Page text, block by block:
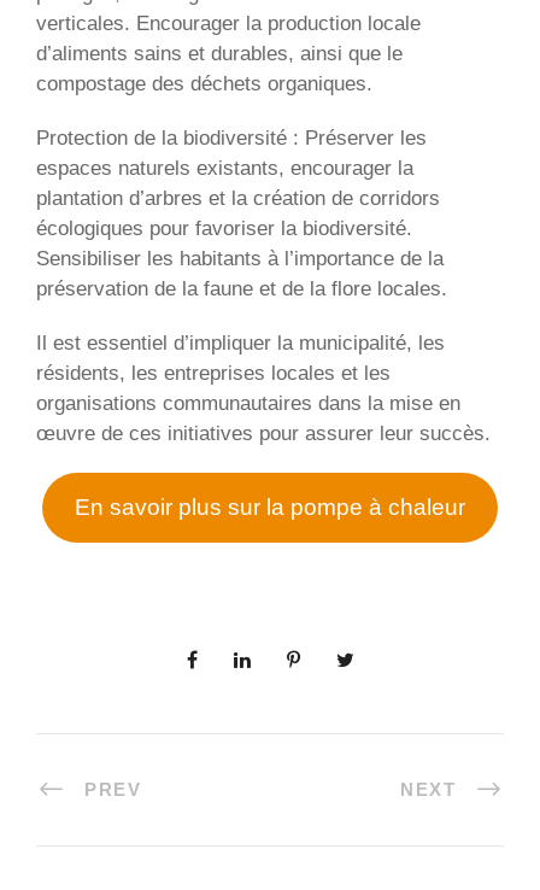
verticales. Encourager la production locale
d’aliments sains et durables, ainsi que le
compostage des déchets organiques.
Protection de la biodiversité : Préserver les
espaces naturels existants, encourager la
plantation d’arbres et la création de corridors
écologiques pour favoriser la biodiversité.
Sensibiliser les habitants à l’importance de la
préservation de la faune et de la flore locales.
Il est essentiel d’impliquer la municipalité, les
résidents, les entreprises locales et les
organisations communautaires dans la mise en
œuvre de ces initiatives pour assurer leur succès.
En savoir plus sur la pompe à chaleur
PREV NEXT